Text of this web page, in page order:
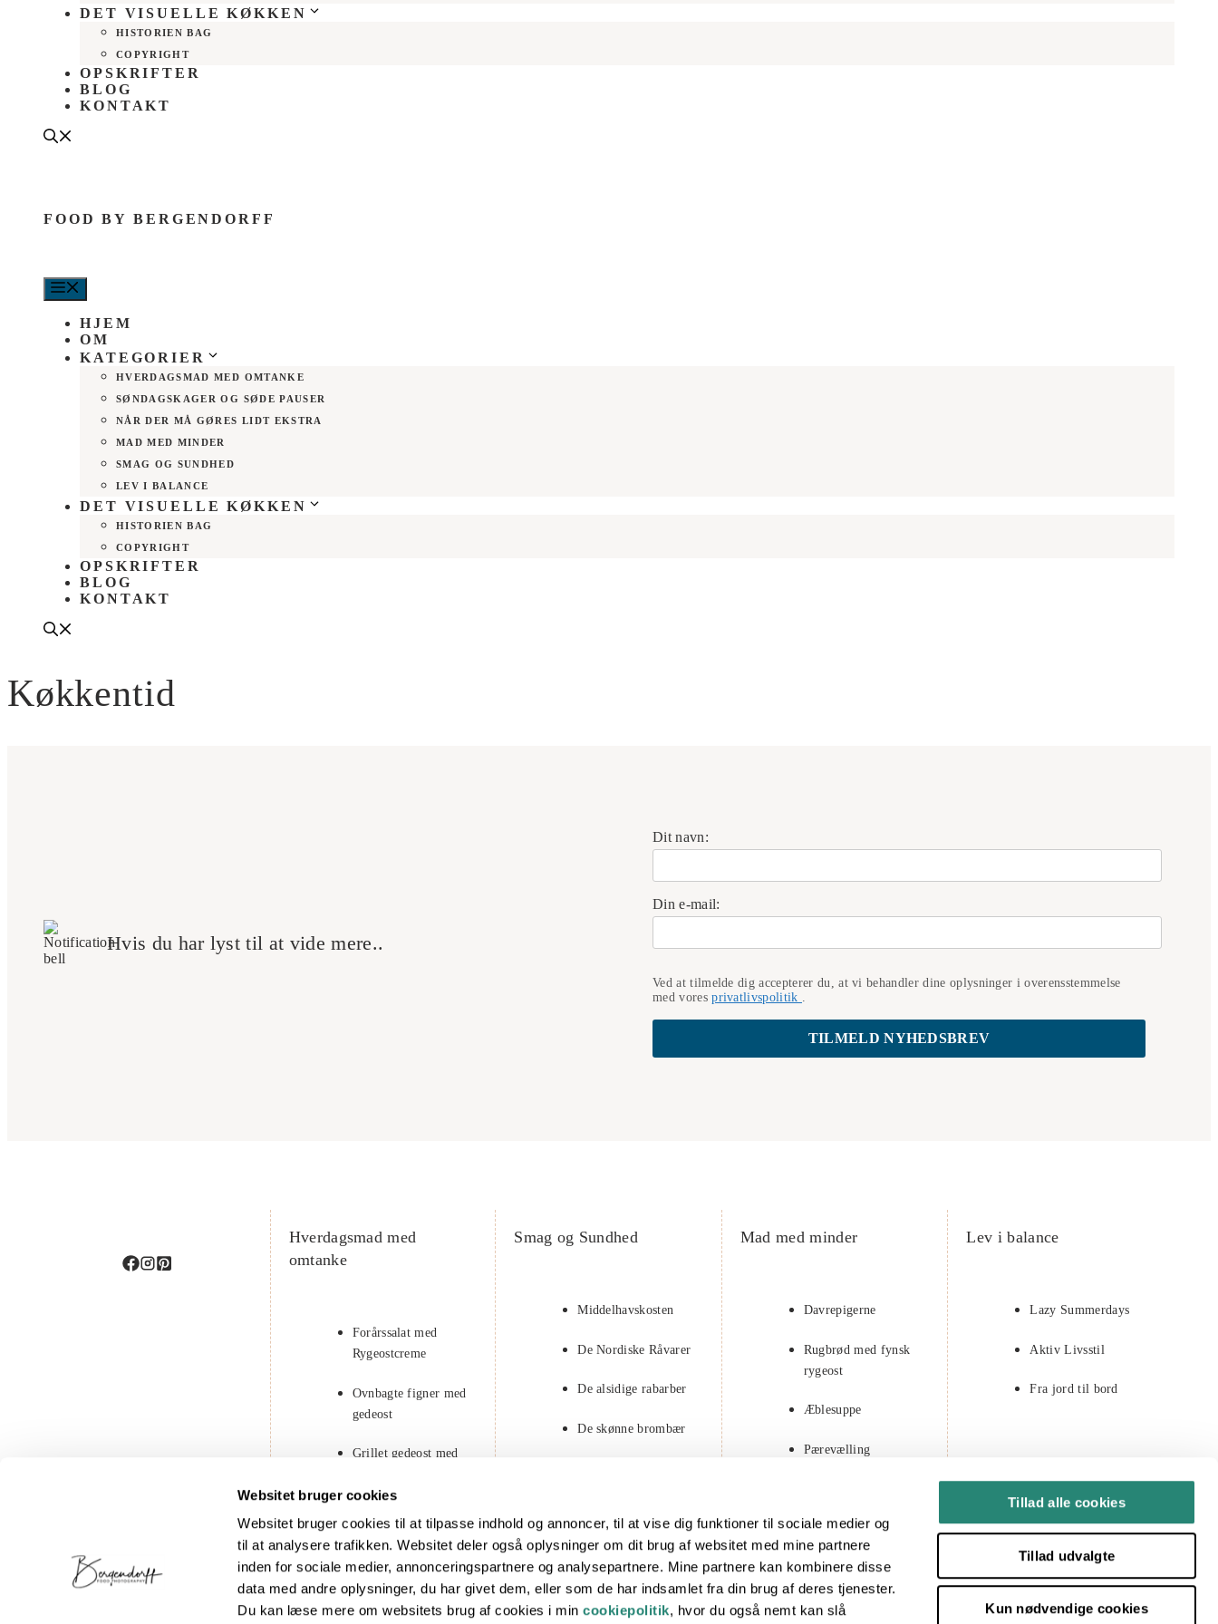
Websitet bruger cookies
Websitet bruger cookies til at tilpasse indhold og annoncer, til at vise dig funktioner til sociale medier og
til at analysere trafikken. Websitet deler også oplysninger om dit brug af websitet med mine partnere
inden for sociale medier, annonceringspartnere og analysepartnere. Mine partnere kan kombinere disse
data med andre oplysninger, du har givet dem, eller som de har indsamlet fra din brug af deres tjenester.
Du kan læse mere om websitets brug af cookies i mincookiepolitik, hvor du også nemt kan slå
Tillad alle cookies
Tillad udvalgte
Kun nødvendige cookies
DET VISUELLE KØKKEN
HISTORIEN BAG
COPYRIGHT
OPSKRIFTER
BLOG
KONTAKT
FOOD BY BERGENDORFF
HJEM
OM
KATEGORIER
HVERDAGSMAD MED OMTANKE
SØNDAGSKAGER OG SØDE PAUSER
NÅR DER MÅ GØRES LIDT EKSTRA
MAD MED MINDER
SMAG OG SUNDHED
LEV I BALANCE
DET VISUELLE KØKKEN
HISTORIEN BAG
COPYRIGHT
OPSKRIFTER
BLOG
KONTAKT
Køkkentid
Hvis du har lyst til at vide mere..
Dit navn:
Din e-mail:
Ved at tilmelde dig accepterer du, at vi behandler dine oplysninger i overensstemmelse
med voresprivatlivspolitik
Hverdagsmad med
omtanke
Forårssalat med
Rygeostcreme
Ovnbagte figner med
gedeost
Grillet gedeost med
Rissalat med ristede
kikærter
Smag og Sundhed
Middelhavskosten
De Nordiske Råvarer
De alsidige rabarber
De skønne brombær
Mad med minder
Davrepigerne
Rugbrød med fynsk
rygeost
Æblesuppe
Pærevælling
Lev i balance
Lazy Summerdays
Aktiv Livsstil
Fra jord til bord